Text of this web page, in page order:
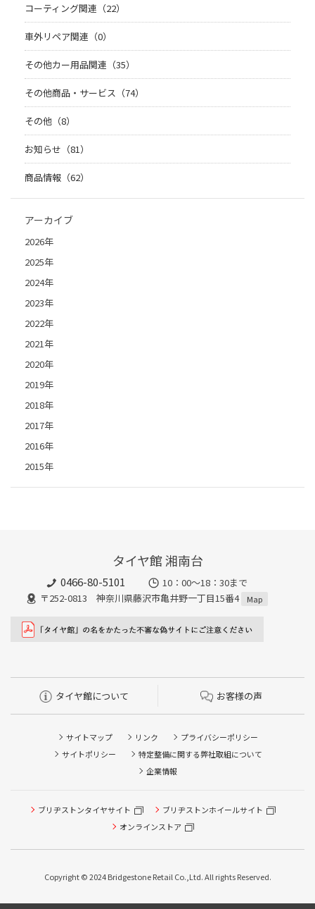
コーティング関連（22）
車外リペア関連（0）
その他カー用品関連（35）
その他商品・サービス（74）
その他（8）
お知らせ（81）
商品情報（62）
アーカイブ
2026年
2025年
2024年
2023年
2022年
2021年
2020年
2019年
2018年
2017年
2016年
2015年
タイヤ館 湘南台
0466-80-5101
10：00～18：30まで
〒252-0813 神奈川県藤沢市亀井野一丁目15番4
Map
タイヤ館について お客様の声
サイトマップ リンク
プライバシーポリシー
サイトポリシー
特定整備に関する弊社取組について
企業情報
ブリヂストンタイヤサイト
ブリヂストンホイールサイト
オンラインストア
Copyright © 2024 Bridgestone Retail Co.,Ltd. All rights Reserved.
タイヤ点検・安全点検/タイヤ履き替え/オイル交換/その他
ピット作業の予約
本日のタイヤ履き替え順番待ち予約 ※クローク契約会員の